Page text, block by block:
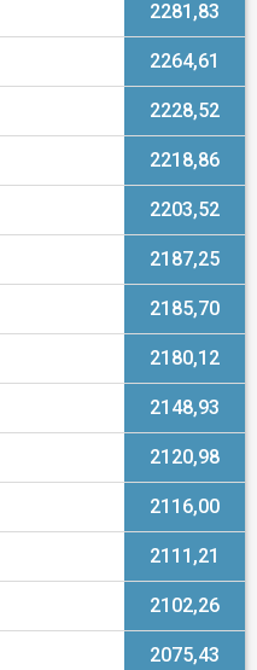
2281,83
2264,61
2228,52
2218,86
2203,52
2187,25
2185,70
2180,12
2148,93
2120,98
2116,00
2111,21
2102,26
2075,43